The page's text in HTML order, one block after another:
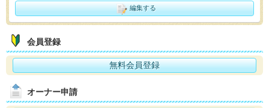
編集する
会員登録
無料会員登録
オーナー申請